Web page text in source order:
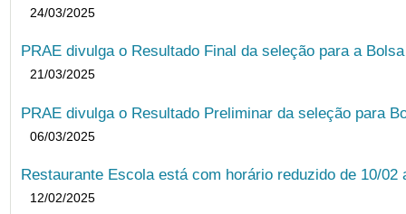
24/03/2025
PRAE divulga o Resultado Final da seleção para a
21/03/2025
PRAE divulga o Resultado Preliminar da seleção para
06/03/2025
Restaurante Escola está com horário reduzido de 10/
12/02/2025